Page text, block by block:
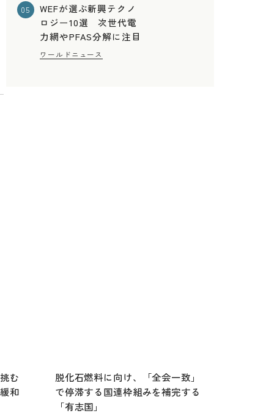
05
WEFが選ぶ新興テクノ
ロジー10選 次世代電
力網やPFAS分解に注目
ワールドニュース
む
和
脱化石燃料に向け、「全会一致」
で停滞する国連枠組みを補完する
「有志国」